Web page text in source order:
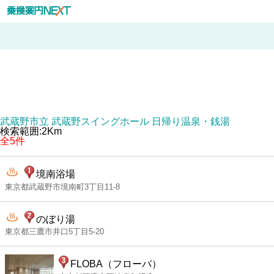
武蔵野市立 武蔵野スイングホール 日帰り温泉・銭湯
検索範囲:2Km
全5件
境南浴場
東京都武蔵野市境南町3丁目11-8
のぼり湯
東京都三鷹市井口5丁目5-20
FLOBA（フローバ）